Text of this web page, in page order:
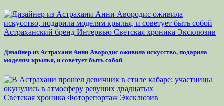
Астраханский бренд Интервью Светская хроника Эксклюзив
Дизайнер из Астрахани Анни Авородис оживила искусство, подарила
моделям крылья, и советует быть собой
Светская хроника Фоторепортаж Эксклюзив